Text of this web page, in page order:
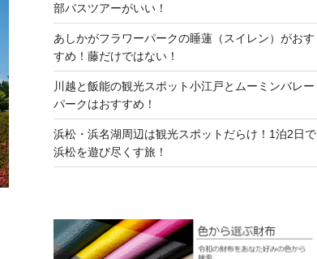
部バスツアーがいい！
あしかがフラワーパークの睡蓮（スイレン）がおす
すめ！藤だけではない！
川越と飯能の観光スポット小江戸とムーミンバレー
パークはおすすめ！
浜松・浜名湖周辺は観光スポットだらけ！1泊2日で
浜松を遊び尽くす旅！